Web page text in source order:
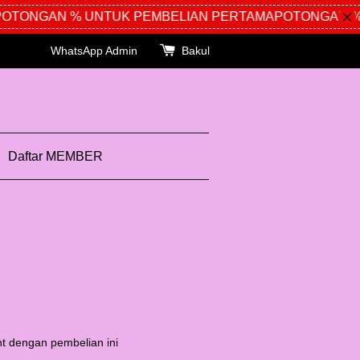
% UNTUK PEMBELIAN PERTAMAPOTONGAN %
WhatsApp Admin Bakul
Daftar MEMBER
dengan pembelian ini